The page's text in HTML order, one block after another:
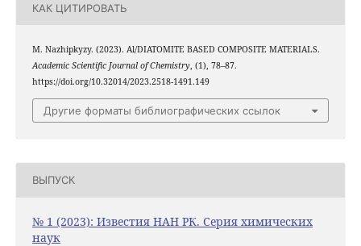
КАК ЦИТИРОВАТЬ
M. Nazhipkyzy. (2023). Al/DIATOMITE BASED COMPOSITE MATERIALS.
Academic Scientific Journal of Chemistry, (1), 78–87.
https://doi.org/10.32014/2023.2518-1491.149
Другие форматы библиографических ссылок
ВЫПУСК
№ 1 (2023): Известия НАН РК. Серия химических
наук